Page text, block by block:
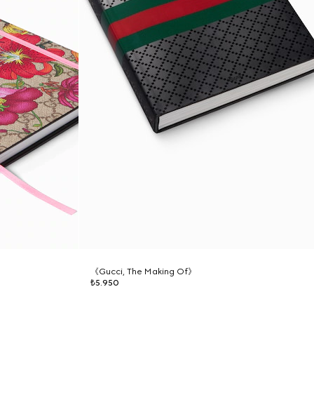
《Gucci, The Making Of》
₺5.950